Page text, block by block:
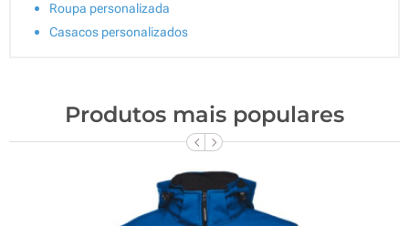
Roupa personalizada
Casacos personalizados
Produtos mais populares